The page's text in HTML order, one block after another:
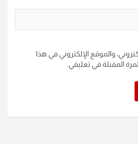
والموقع الإلكتروني في هذا
المقبلة في تعليقي.